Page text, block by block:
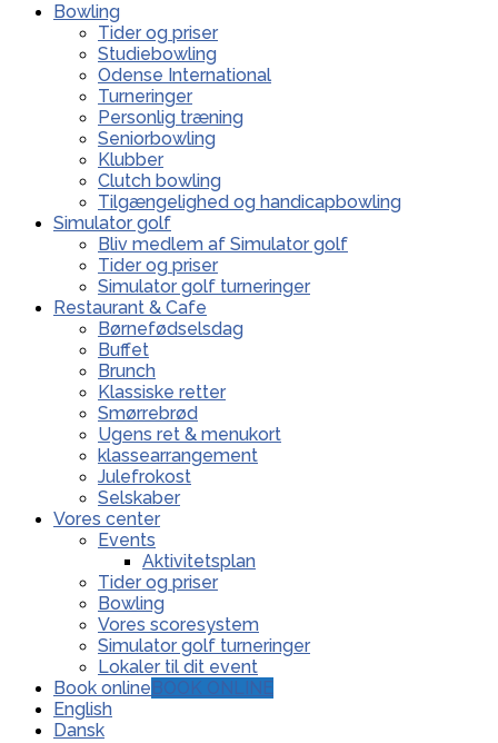
Bowling
Tider og priser
Studiebowling
Odense International
Turneringer
Personlig træning
Seniorbowling
Klubber
Clutch bowling
Tilgængelighed og handicapbowling
Simulator golf
Bliv medlem af Simulator golf
Tider og priser
Simulator golf turneringer
Restaurant & Cafe
Børnefødselsdag
Buffet
Brunch
Klassiske retter
Smørrebrød
Ugens ret & menukort
klassearrangement
Julefrokost
Selskaber
Vores center
Events
Aktivitetsplan
Tider og priser
Bowling
Vores scoresystem
Simulator golf turneringer
Lokaler til dit event
Book online BOOK ONLINE
English
Dansk